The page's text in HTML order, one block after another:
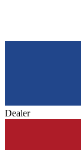
Dealer